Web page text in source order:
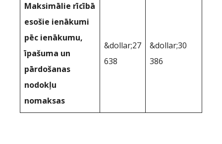
Maksimālie rīcībā
esošie ienākumi
pēc ienākumu,
īpašuma un
pārdošanas
nodokļu
nomaksas
&dollar;27
638
&dollar;30
386